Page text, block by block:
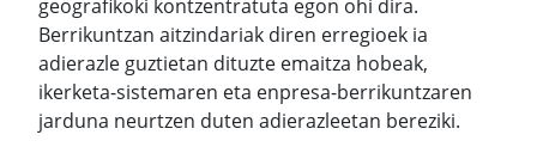
geografikoki kontzentratuta egon ohi dira.
Berrikuntzan aitzindariak diren erregioek ia
adierazle guztietan dituzte emaitza hobeak,
ikerketa-sistemaren eta enpresa-berrikuntzaren
jarduna neurtzen duten adierazleetan bereziki.